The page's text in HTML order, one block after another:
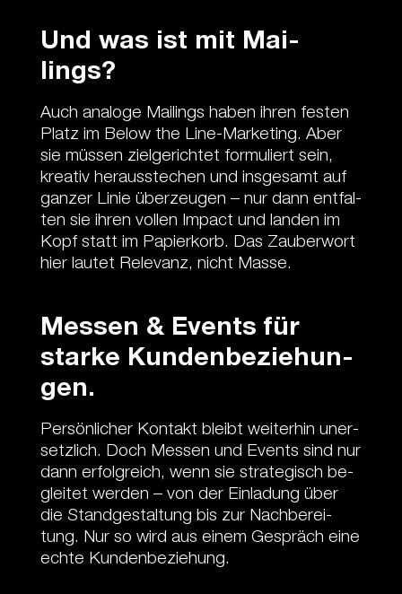
Und was ist mit Mai­
lings?
Auch ana­lo­ge Mai­lings ha­ben ih­ren fes­ten
Platz im Be­low the Line-Mar­ke­ting. Aber
sie müs­sen ziel­ge­rich­tet for­mu­liert sein,
krea­tiv her­aus­ste­chen und ins­ge­samt auf
gan­zer Li­nie über­zeu­gen – nur dann ent­fal­
ten sie ih­ren vol­len Im­pact und lan­den im
Kopf statt im Pa­pier­korb. Das Zau­ber­wort
hier lau­tet Re­le­vanz, nicht Mas­se.
Mes­sen & Events für
star­ke Kun­den­be­zie­hun­
gen.
Per­sön­li­cher Kon­takt bleibt wei­ter­hin un­er­
setz­lich. Doch Mes­sen und Events sind nur
dann er­folg­reich, wenn sie stra­te­gisch be­
glei­tet wer­den – von der Ein­la­dung über
die Stand­ge­stal­tung bis zur Nach­be­rei­
tung. Nur so wird aus ei­nem Ge­spräch eine
ech­te Kun­den­be­zie­hung.